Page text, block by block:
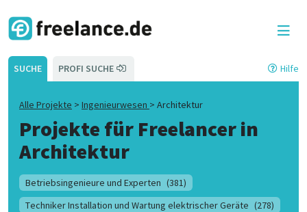
SUCHE PROFI SUCHE Hilfe
Alle Projekte > Ingenieurwesen > Architektur
Projekte für Freelancer in
Architektur
Betriebsingenieure und Experten (381)
Techniker Installation und Wartung elektrischer Geräte (278)